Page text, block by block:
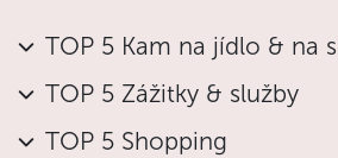
TOP 5 Kam na jídlo & na
TOP 5 Zážitky & služby
TOP 5 Shopping